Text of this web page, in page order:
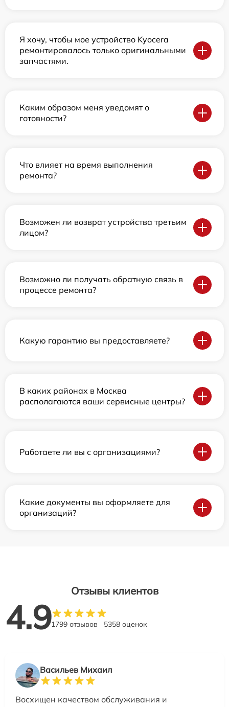
Я хочу, чтобы мое устройство Kyocera
ремонтировалось только оригинальными
запчастями.
Каким образом меня уведомят о
готовности?
Что влияет на время выполнения
ремонта?
Возможен ли возврат устройства третьим
лицом?
Возможно ли получать обратную связь в
процессе ремонта?
Какую гарантию вы предоставляете?
В каких районах в Москва
располагаются ваши сервисные центры?
Работаете ли вы с организациями?
Какие документы вы оформляете для
организаций?
Отзывы клиентов
4.91799 отзывов 5358 оценок
Васильев Михаил
Восхищен качеством обслуживания и